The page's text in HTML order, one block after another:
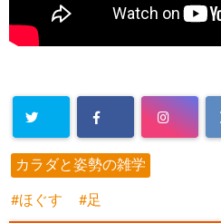
カラダと姿勢の雑学
ほぐす 足